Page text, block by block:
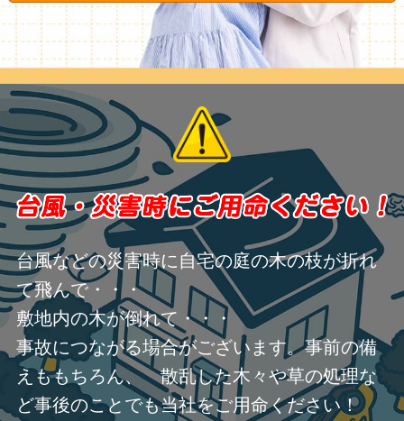
台風などの災害時に自宅の庭の木の枝が折れ
て飛んで・・・
敷地内の木が倒れて・・・
事故につながる場合がございます。事前の備
えももちろん、 散乱した木々や草の処理な
ど事後のことでも当社をご用命ください！